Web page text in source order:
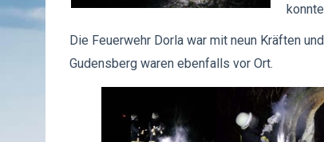
Die Feuerwehr Dorla war mit neun Kräften
Gudensberg waren ebenfalls vor Ort.